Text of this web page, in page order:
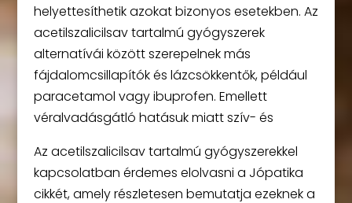
helyettesíthetik azokat bizonyos esetekben. Az
acetilszalicilsav tartalmú gyógyszerek
alternatívái között szerepelnek más
fájdalomcsillapítók és lázcsökkentők, például
paracetamol vagy ibuprofen. Emellett
véralvadásgátló hatásuk miatt szív- és
Az acetilszalicilsav tartalmú gyógyszerekkel
kapcsolatban érdemes elolvasni a Jópatika
cikkét, amely részletesen bemutatja ezeknek a